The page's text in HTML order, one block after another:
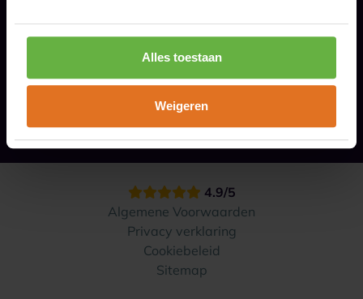
Alles toestaan
Weigeren
Onze opslaglocaties
Hoe werkt het?
4.9/5
Algemene Voorwaarden
Privacy verklaring
Cookiebeleid
Sitemap